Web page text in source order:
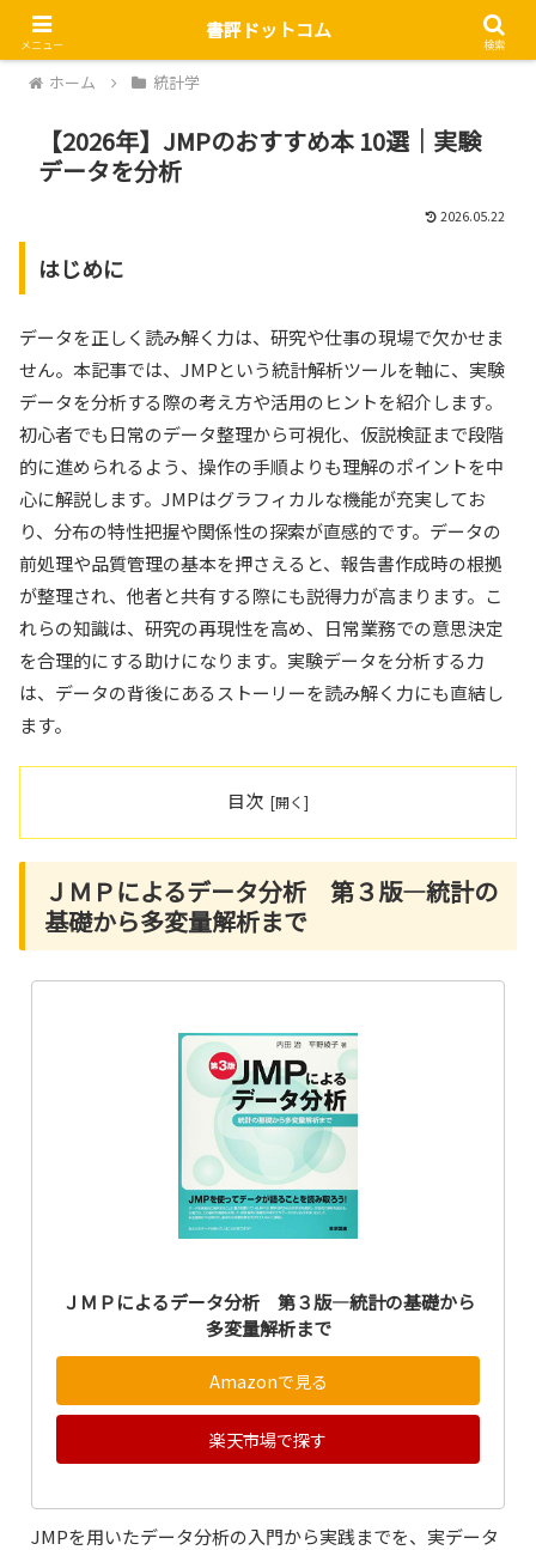
ホーム 統計学
【2026年】JMPのおすすめ本 10選｜実験
データを分析
2026.05.22
はじめに
データを正しく読み解く力は、研究や仕事の現場で欠かせま
せん。本記事では、JMPという統計解析ツールを軸に、実験
データを分析する際の考え方や活用のヒントを紹介します。
初心者でも日常のデータ整理から可視化、仮説検証まで段階
的に進められるよう、操作の手順よりも理解のポイントを中
心に解説します。JMPはグラフィカルな機能が充実してお
り、分布の特性把握や関係性の探索が直感的です。データの
前処理や品質管理の基本を押さえると、報告書作成時の根拠
が整理され、他者と共有する際にも説得力が高まります。こ
れらの知識は、研究の再現性を高め、日常業務での意思決定
を合理的にする助けになります。実験データを分析する力
は、データの背後にあるストーリーを読み解く力にも直結し
ます。
目次
ＪＭＰによるデータ分析 第３版―統計の
基礎から多変量解析まで
ＪＭＰによるデータ分析 第３版―統計の基礎から
多変量解析まで
Amazonで見る
楽天市場で探す
JMPを用いたデータ分析の入門から実践までを、実データ
メニュー
書評ドットコム
検索